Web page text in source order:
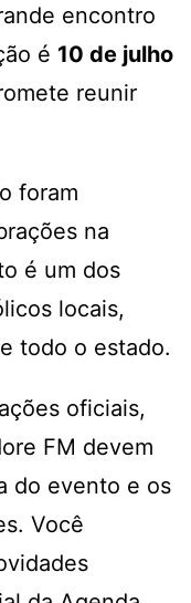
encontro
é 10 de julho
reunir
foram
na
é um dos
locais,
todo o estado.
oficiais,
FM devem
do evento e os
Você